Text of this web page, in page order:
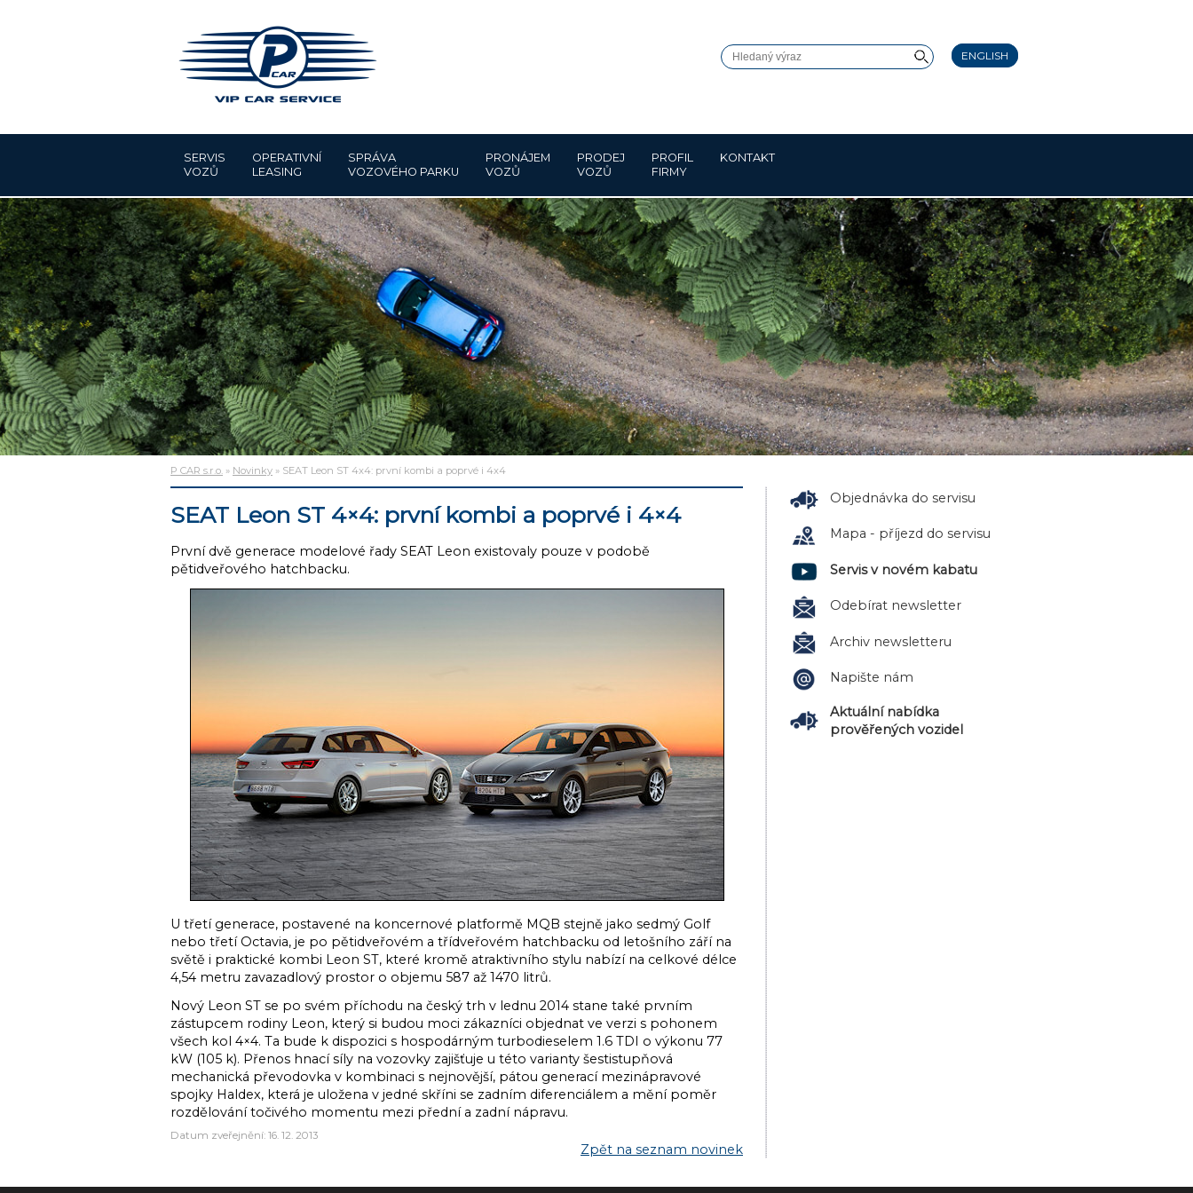
ENGLISH
SERVIS
VOZŮ
OPERATIVNÍ
LEASING
SPRÁVA
VOZOVÉHO PARKU
PRONÁJEM
VOZŮ
PRODEJ
VOZŮ
PROFIL
FIRMY
KONTAKT
P CAR s.r.o. » Novinky » SEAT Leon ST 4x4: první kombi a poprvé i 4x4
SEAT Leon ST 4×4: první kombi a poprvé i 4×4
První dvě generace modelové řady SEAT Leon existovaly pouze v podobě
pětidveřového hatchbacku.
U třetí generace, postavené na koncernové platformě MQB stejně jako sedmý Golf
nebo třetí Octavia, je po pětidveřovém a třídveřovém hatchbacku od letošního září na
světě i praktické kombi Leon ST, které kromě atraktivního stylu nabízí na celkové délce
4,54 metru zavazadlový prostor o objemu 587 až 1470 litrů.
Nový Leon ST se po svém příchodu na český trh v lednu 2014 stane také prvním
zástupcem rodiny Leon, který si budou moci zákazníci objednat ve verzi s pohonem
všech kol 4×4. Ta bude k dispozici s hospodárným turbodieselem 1.6 TDI o výkonu 77
kW (105 k). Přenos hnací síly na vozovky zajišťuje u této varianty šestistupňová
mechanická převodovka v kombinaci s nejnovější, pátou generací mezinápravové
spojky Haldex, která je uložena v jedné skříni se zadním diferenciálem a mění poměr
rozdělování točivého momentu mezi přední a zadní nápravu.
Datum zveřejnění: 16. 12. 2013
Zpět na seznam novinek
Objednávka do servisu
Mapa - příjezd do servisu
Servis v novém kabatu
Odebírat newsletter
Archiv newsletteru
Napište nám
Aktuální nabídka
prověřených vozidel